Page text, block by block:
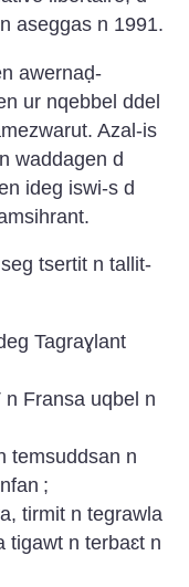
aseggas n 1991.
awernaḍ-
ur nqebbel ddel
Azal-is
waddagen d
ideg iswi-s d
tsertit n tallit-
Tagraɣlant
Fransa uqbel n
temsuddsan n
;
tirmit n tegrawla
tigawt n terbaɛt n